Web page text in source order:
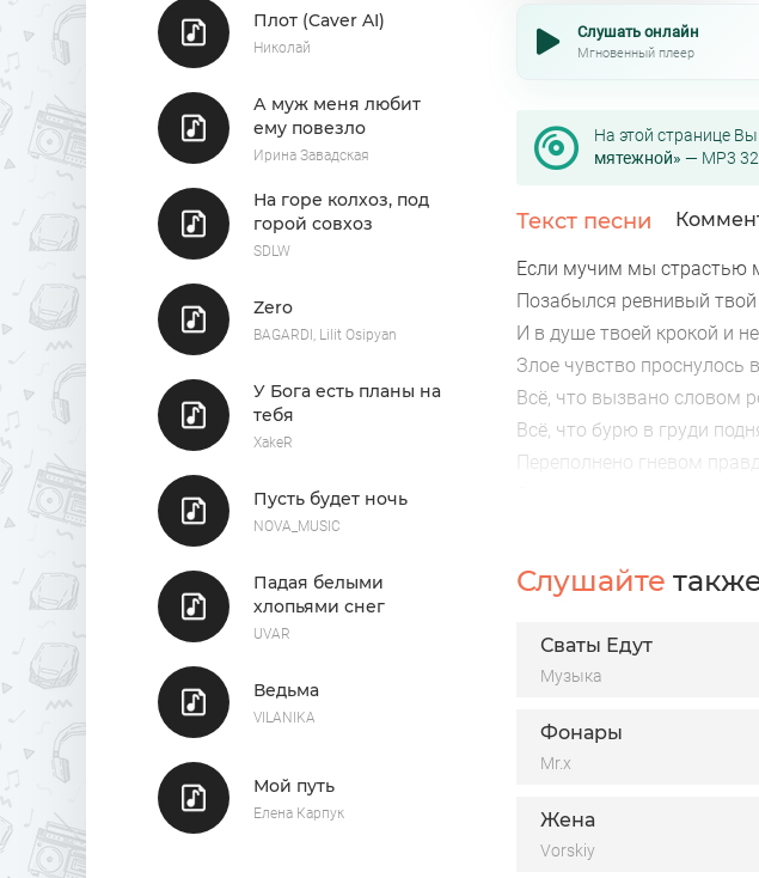
Плот (Caver AI)
Николай
А муж меня любит
ему повезло
Ирина Завадская
На горе колхоз, под
горой совхоз
SDLW
Zero
BAGARDI, Lilit Osipyan
У Бога есть планы на
тебя
XakeR
Пусть будет ночь
NOVA_MUSIC
Падая белыми
хлопьями снег
UVAR
Ведьма
VILANIKA
Мой путь
Елена Карпук
Слушать онлайн
Мгновенный плеер
На этой странице
мятежной» — MP3
Текст песни
Если мучим мы страстью
Позабылся ревнивый твой
И в душе твоей крокой и
Злое чувство проснулось
Всё, что вызвано словом
Всё, что бурю в груди
Переполнено гневом
Слушайте
Сваты Едут
Музыка
Фонары
Mr.x
Жена
Vorskiy